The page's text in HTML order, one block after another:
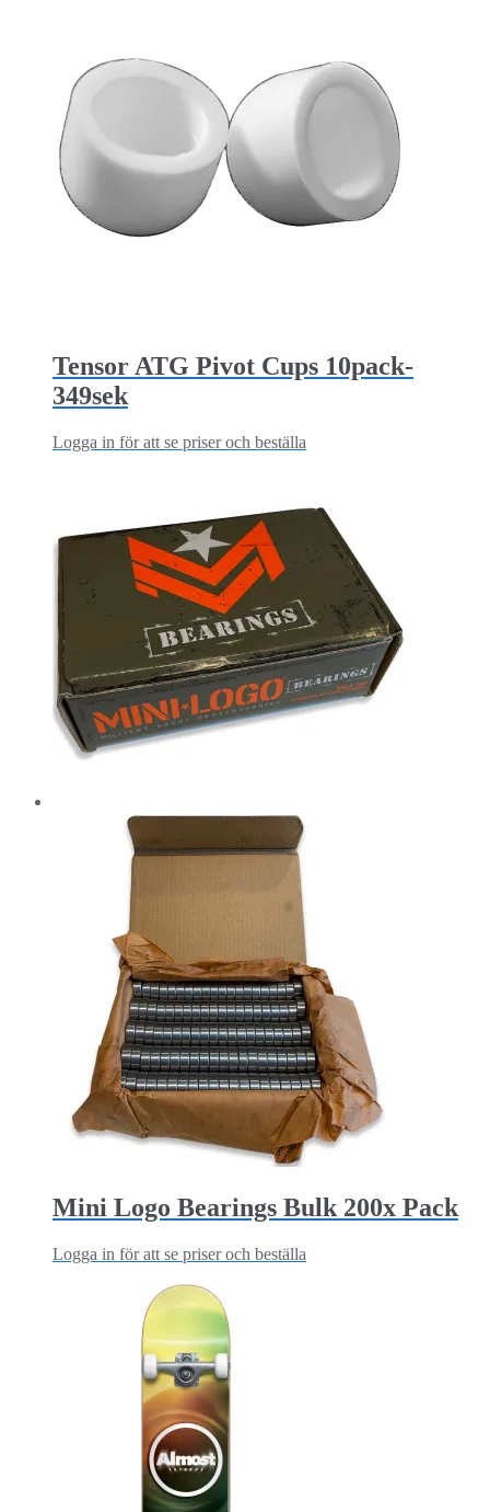
Tensor ATG Pivot Cups 10pack-
349sek
Logga in för att se priser och beställa
Mini Logo Bearings Bulk 200x Pack
Logga in för att se priser och beställa